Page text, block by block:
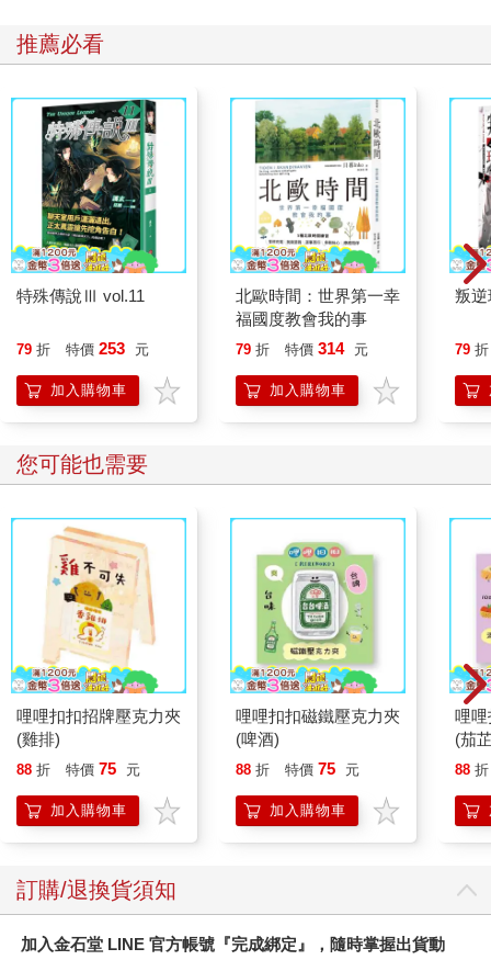
推薦必看
特殊傳說Ⅲ vol.11
79 折 特價 253 元
加入購物車
北歐時間：世界第一幸
福國度教會我的事
79 折 特價 314 元
加入購物車
叛逆
79 折
您可能也需要
哩哩扣扣招牌壓克力夾
(雞排)
88 折 特價 75 元
加入購物車
哩哩扣扣磁鐵壓克力夾
(啤酒)
88 折 特價 75 元
加入購物車
哩
(茄
88 折
訂購/退換貨須知
加入金石堂 LINE 官方帳號『完成綁定』，隨時掌握出貨動